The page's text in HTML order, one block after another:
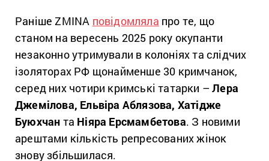
Раніше ZMINA повідомляла про те, що
станом на вересень 2025 року окупанти
незаконно утримували в колоніях та слідчих
ізоляторах РФ щонайменше 30 кримчанок,
серед них чотири кримські татарки –Лера
Джемілова, Ельвіра Аблязова, Хатідже
Буюхчан та Ніяра Ерсмамбетова. З новими
арештами кількість репресованих жінок
знову збільшилася.